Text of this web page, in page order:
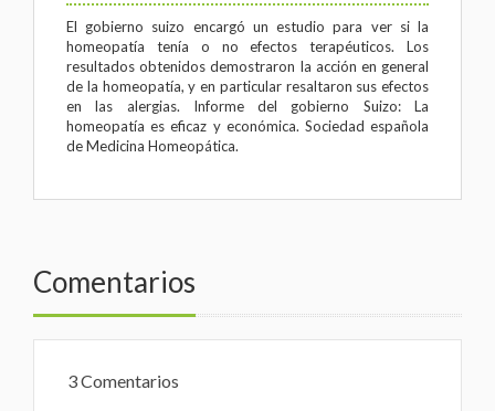
El gobierno suizo encargó un estudio para ver si la
homeopatía tenía o no efectos terapéuticos. Los
resultados obtenidos demostraron la acción en general
de la homeopatía, y en particular resaltaron sus efectos
en las alergias. Informe del gobierno Suizo: La
homeopatía es eficaz y económica. Sociedad española
de Medicina Homeopática.
Comentarios
3 Comentarios